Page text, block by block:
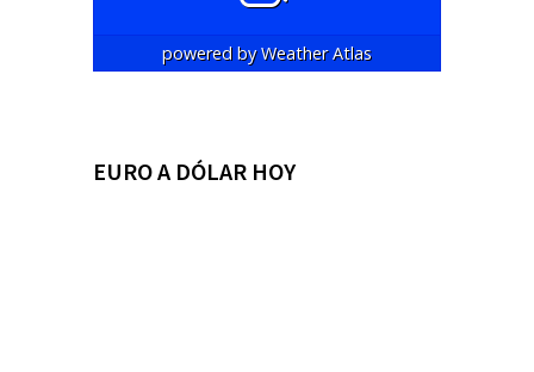
powered byWeather Atlas
EURO A DÓLAR HOY